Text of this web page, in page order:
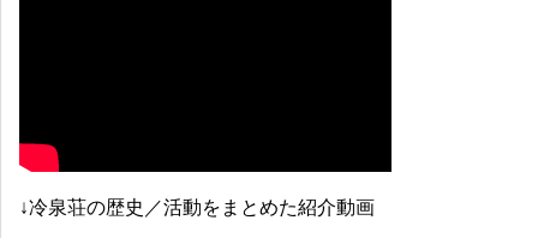
↓冷泉荘の歴史／活動をまとめた紹介動画